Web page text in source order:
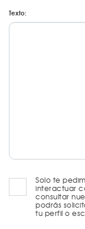
Texto:
Solo te
interactuar
consultar
podrás
tu perfil o